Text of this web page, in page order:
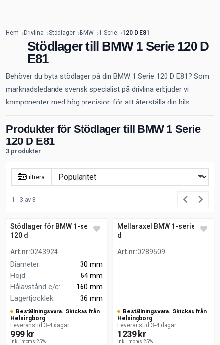
Hem Drivlina Stödlager BMW 1 Serie 120 D E81
Stödlager till BMW 1 Serie 120 D
E81
Behöver du byta stödlager på din BMW 1 Serie 120 D E81? Som
marknadsledande svensk specialist på drivlina erbjuder vi
komponenter med hög precision för att återställa din bils...
Produkter för Stödlager till BMW 1 Serie
120 D E81
3 produkter
Filtrera
1 - 3 av 3
Stödlager för BMW 1-serie
120 d
Art.nr:0243924
Diameter:
30 mm
Höjd:
54 mm
Hålavstånd c/c:
160 mm
Lagertjocklek: 36 mm
Beställningsvara. Skickas från
Helsingborg
Leveranstid 3-4 dagar
999 kr
inkl. moms 25%
Mellanaxel BMW 1-serie 120
d
Art.nr:0289509
Beställningsvara. Skickas från
Helsingborg
Leveranstid 3-4 dagar
1239 kr
inkl. moms 25%